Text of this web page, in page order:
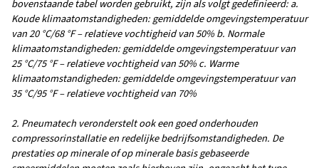
190 – 1400
INLAATAANSLUITING (INCH)
4 x 1/2"